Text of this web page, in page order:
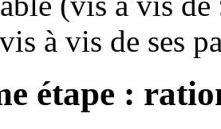
vis à vis de ses
étape :